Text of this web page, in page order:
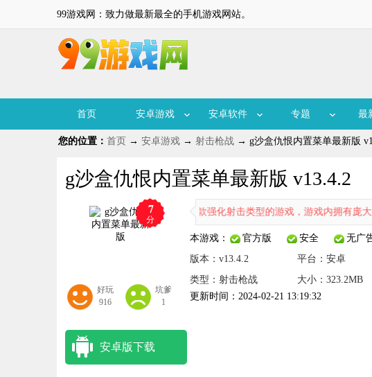
99游戏网：致力做最新最全的手机游戏网站。
首页 安卓游戏 安卓软件 专题 最
您的位置： 首页 → 安卓游戏 → 射击枪战 → g沙盒仇恨内置菜单最新版
g沙盒仇恨内置菜单最新版 v13.4.2
7
分
好玩
916
坑爹
1
g沙盒仇恨内置菜单最新版是一款强化射击类型的游戏，游戏内拥有庞大的
本游戏： 官方版 安全 无广
版本：v13.4.2
平台： 安卓
类型：射击枪战
大小：323.2MB
更新时间：2024-02-21 13:19:32
安卓版下载